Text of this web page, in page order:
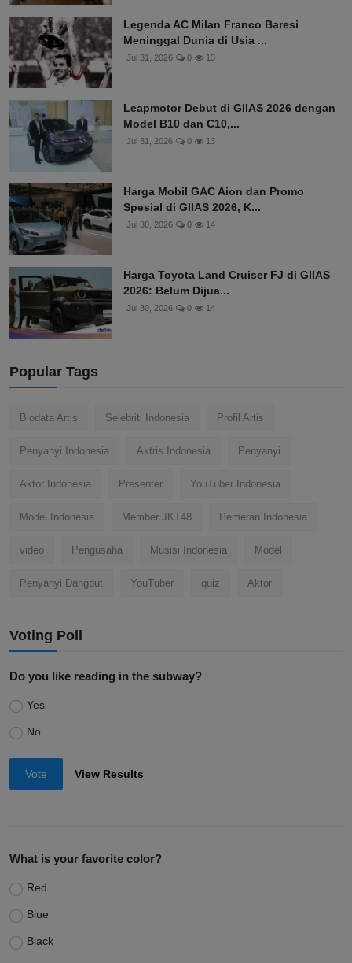
Legenda AC Milan Franco Baresi
Meninggal Dunia di Usia ...
Jul 31, 2026 0 13
Leapmotor Debut di GIIAS 2026 dengan
Model B10 dan C10,...
Jul 31, 2026 0 13
Harga Mobil GAC Aion dan Promo
Spesial di GIIAS 2026, K...
Jul 30, 2026 0 14
Harga Toyota Land Cruiser FJ di GIIAS
2026: Belum Dijua...
Jul 30, 2026 0 14
Popular Tags
Biodata Artis Selebriti Indonesia Profil Artis
Penyanyi Indonesia Aktris Indonesia Penyanyi
Aktor Indonesia Presenter YouTuber Indonesia
Model Indonesia Member JKT48 Pemeran Indonesia
video Pengusaha Musisi Indonesia Model
Penyanyi Dangdut YouTuber quiz Aktor
Voting Poll
Do you like reading in the subway?
Yes
No
Vote View Results
What is your favorite color?
Red
Blue
Black